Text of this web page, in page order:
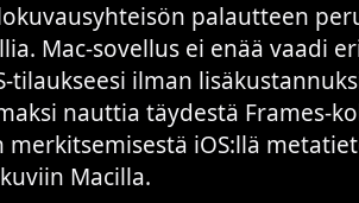
palautteen
Mac-sovellus ei enää vaadi
tilaukseesi ilman
nauttia täydestä Frames-
merkitsemisestä iOS:llä
Macilla.